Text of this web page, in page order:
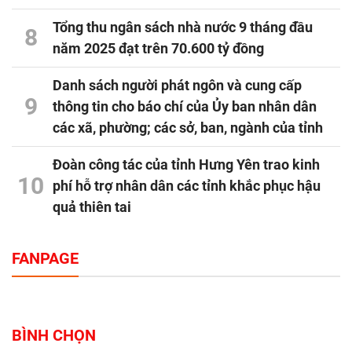
8
Tổng thu ngân sách nhà nước 9 tháng đầu
năm 2025 đạt trên 70.600 tỷ đồng
9
Danh sách người phát ngôn và cung cấp
thông tin cho báo chí của Ủy ban nhân dân
các xã, phường; các sở, ban, ngành của tỉnh
10
Đoàn công tác của tỉnh Hưng Yên trao kinh
phí hỗ trợ nhân dân các tỉnh khắc phục hậu
quả thiên tai
FANPAGE
BÌNH CHỌN